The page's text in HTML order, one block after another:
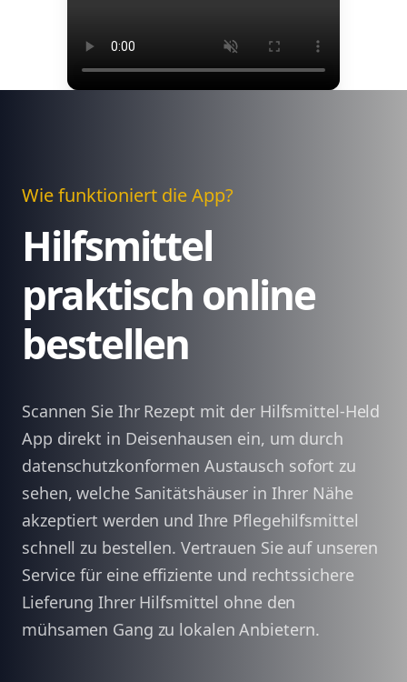
Wie funktioniert die App?
Hilfsmittel
praktisch online
bestellen
Scannen Sie Ihr Rezept mit der Hilfsmittel-Held
App direkt in Deisenhausen ein, um durch
datenschutzkonformen Austausch sofort zu
sehen, welche Sanitätshäuser in Ihrer Nähe
akzeptiert werden und Ihre Pflegehilfsmittel
schnell zu bestellen. Vertrauen Sie auf unseren
Service für eine effiziente und rechtssichere
Lieferung Ihrer Hilfsmittel ohne den
mühsamen Gang zu lokalen Anbietern.